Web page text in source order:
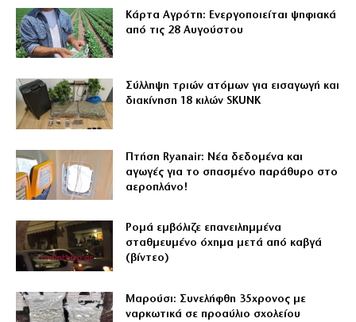
Κάρτα Αγρότη: Ενεργοποιείται ψηφιακά
από τις 28 Αυγούστου
Σύλληψη τριών ατόμων για εισαγωγή και
διακίνηση 18 κιλών SKUNK
Πτήση Ryanair: Νέα δεδομένα και
αγωγές για το σπασμένο παράθυρο στο
αεροπλάνο!
Ρομά εμβόλιζε επανειλημμένα
σταθμευμένο όχημα μετά από καβγά
(βίντεο)
Μαρούσι: Συνελήφθη 35χρονος με
ναρκωτικά σε προαύλιο σχολείου